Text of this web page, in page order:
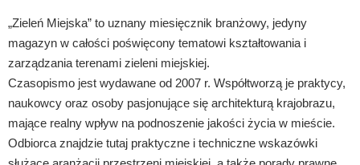
„Zieleń Miejska” to uznany miesięcznik branżowy, jedyny
magazyn w całości poświęcony tematowi kształtowania i
zarządzania terenami zieleni miejskiej.
Czasopismo jest wydawane od 2007 r. Współtworzą je praktycy,
naukowcy oraz osoby pasjonujące się architekturą krajobrazu,
mające realny wpływ na podnoszenie jakości życia w mieście.
Odbiorca znajdzie tutaj praktyczne i techniczne wskazówki